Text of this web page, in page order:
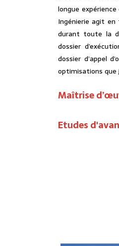
longue
Ingénierie agit
durant toute la
dossier
dossier d’appel
optimisations que
Maîtrise
Etudes